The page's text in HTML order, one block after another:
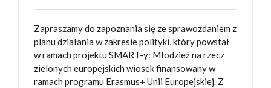
Zapraszamy do zapoznania się ze sprawozdaniem z
planu działania w zakresie polityki, który powstał
w ramach projektu SMART-y: Młodzież na rzecz
zielonych europejskich wiosek finansowany w
ramach programu Erasmus+ Unii Europejskiej. Z